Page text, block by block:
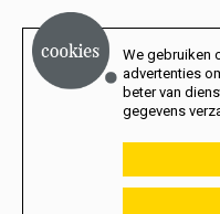
We gebruiken
advertenties
beter van
gegevens